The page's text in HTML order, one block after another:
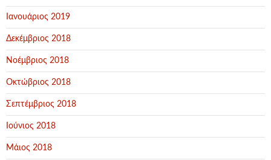
Ιανουάριος 2019
Δεκέμβριος 2018
Νοέμβριος 2018
Οκτώβριος 2018
Σεπτέμβριος 2018
Ιούνιος 2018
Μάιος 2018